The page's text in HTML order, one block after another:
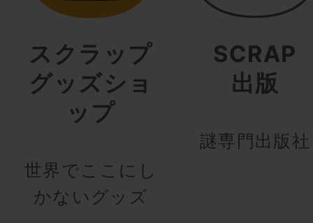
スクラップ
グッズショ
ップ
世界でここにし
かないグッズ
SCRAP
出版
謎専門出版社